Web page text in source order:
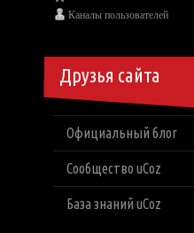
Каналы пользователей
Друзья сайта
Официальный блог
Сообщество uCoz
База знаний uCoz